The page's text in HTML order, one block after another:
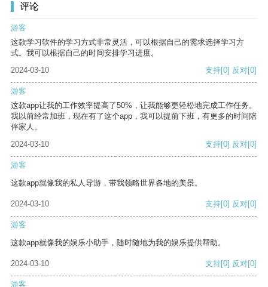
评论
游客
这款学习软件的学习方式非常灵活，可以根据自己的需求选择学习方
式。我可以根据自己的时间安排学习进度。
2024-03-10
支持[0] 反对[0]
游客
这款app让我的工作效率提高了50%，让我能够更轻松地完成工作任务。
我以前经常加班，现在有了这个app，我可以提前下班，有更多的时间陪
伴家人。
2024-03-10
支持[0] 反对[0]
游客
这款app就像我的私人导游，带我领略世界各地的美景。
2024-03-10 支持[0] 反对[0]
游客
这款app就像我的娱乐小助手，随时随地为我的娱乐提供帮助。
2024-03-10 支持[0] 反对[0]
游客